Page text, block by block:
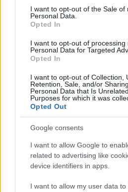
consent section.
I want to opt-out of the Sale of
Personal Data.
Opted In
I want to opt-out of processing
Personal Data for Targeted
Opted In
I want to opt-out of Collection,
Retention, Sale, and/or
Personal Data that Is
Purposes for which it was
Opted Out
Google consents
I want to allow Google to
related to advertising like
device identifiers in apps.
I want to allow my user data